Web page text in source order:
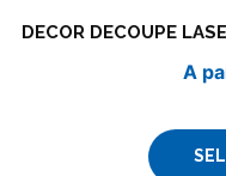
DECOR DECOUPE
A